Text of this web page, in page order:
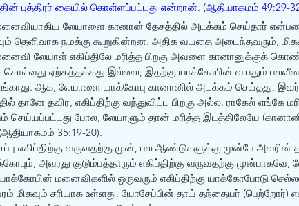
புத்திரர் கையில் கொள்ளப்பட்டது என்றான். (ஆதியாகமம் 49:29-
லேயாளை கானான் தேசத்தில் அடக்கம் செய்தார்
தெளிவாக நமக்கு கூறுகின்றன. அதிக வயதை அடைந்தவரும்,
லேயாள் எகிப்திலே மரித்த பிறகு அவளை கானானுக்குக்
சொல்வது ஏற்கத்தக்கது இல்லை, இதற்கு யாக்கோபின் வயதும்
ஆக, லேயாளை யாக்கோபு கானானில் அடக்கம் செய்தது,
தானே தவிர, எகிப்திற்கு வந்துவிட்ட பிறகு அல்ல. ராகேல் எங்கே
செய்யப்பட்டது போல, லேயாளும் தான் மரித்த இடத்திலேயே
35:19-20).
எகிப்திற்கு வருவதற்கு முன், பல ஆண்டுகளுக்கு முன்பே அவரின்
அவரது குடும்பத்தாரும் எகிப்திற்கு வருவதற்கு முன்பாகவே,
யாக்கோபின் மனைவிகளில் ஒருவரும் எகிப்திற்கு யாக்கோபோடு
மிகவும் சரியாக உள்ளது. யோசேப்பின் தாய் தந்தையர் (பெற்றோர்)